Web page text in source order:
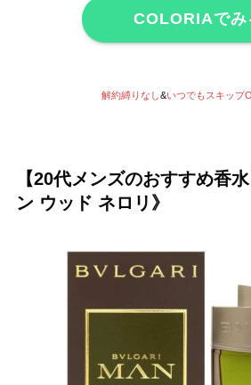
COLORIAでみ
解約縛りなし&いつでもスキップ
【20代メンズのおすすめ香
ン ウッド ネロリ》